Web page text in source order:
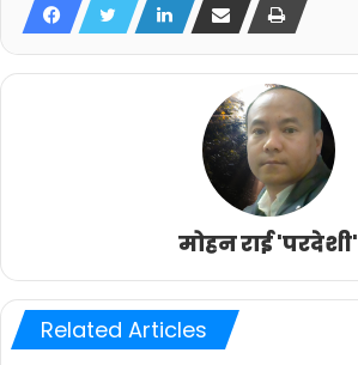
मोहन राई 'परदेशी'
Related Articles